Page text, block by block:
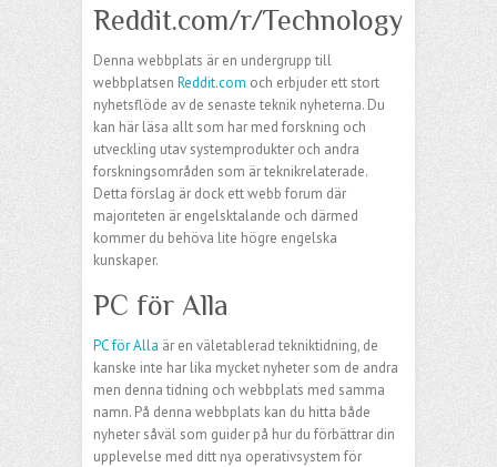
Reddit.com/r/Technology
Denna webbplats är en undergrupp till
webbplatsen Reddit.com och erbjuder ett stort
nyhetsflöde av de senaste teknik nyheterna. Du
kan här läsa allt som har med forskning och
utveckling utav systemprodukter och andra
forskningsområden som är teknikrelaterade.
Detta förslag är dock ett webb forum där
majoriteten är engelsktalande och därmed
kommer du behöva lite högre engelska
kunskaper.
PC för Alla
PC för Alla är en väletablerad tekniktidning, de
kanske inte har lika mycket nyheter som de andra
men denna tidning och webbplats med samma
namn. På denna webbplats kan du hitta både
nyheter såväl som guider på hur du förbättrar din
upplevelse med ditt nya operativsystem för